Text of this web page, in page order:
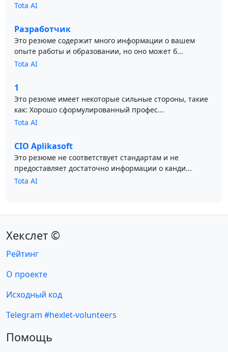
Tota AI
Разработчик
Это резюме содержит много информации о вашем
опыте работы и образовании, но оно может б...
Tota AI
1
Это резюме имеет некоторые сильные стороны, такие
как: Хорошо сформулированный профес...
Tota AI
CIO Aplikasoft
Это резюме не соответствует стандартам и не
предоставляет достаточно информации о канди...
Tota AI
Хекслет ©
Рейтинг
О проекте
Исходный код
Telegram #hexlet-volunteers
Помощь